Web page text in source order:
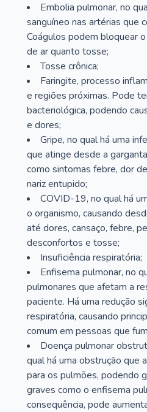
Embolia pulmonar, no
sanguíneo nas artérias que
Coágulos podem bloquear
de ar quanto tosse;
Tosse crônica;
Faringite, processo
e regiões próximas. Pode
bacteriológica, podendo
e dores;
Gripe, no qual há uma
que atinge desde a
como sintomas febre, dor
nariz entupido;
COVID-19, no qual há
o organismo, causando
até dores, cansaço, febre,
desconfortos e tosse;
Insuficiência respiratória;
Enfisema pulmonar, no
pulmonares que afetam a
paciente. Há uma redução
respiratória, causando
comum em pessoas que
Doença pulmonar
qual há uma obstrução que
para os pulmões, podendo
graves como o enfisema
consequência, pode